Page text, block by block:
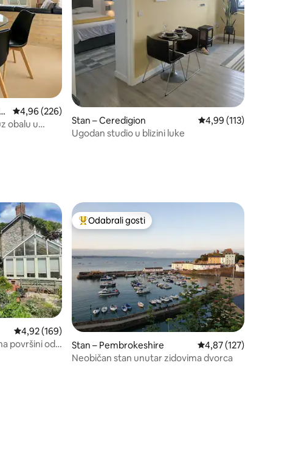
Prosječna ocjena: 4,96/5, recenzija: 226
4,96 (226)
obalu u
Stan – Ceredigion Prosječna ocjena:
4,99 (113)
Ugodan studio u blizini luke
oznakom „Odabrali gosti”
Prosječna ocjena: 4,92/5, recenzija: 169
4,92 (169)
površini od 3
Među najviše rangiranima s oznakom „Odabrali gosti”
Odabrali gosti
Stan – Pembrokeshire Prosječna ocjena:
4,87 (127)
Neobičan stan unutar zidovima dvorca